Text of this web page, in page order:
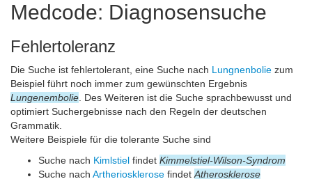
Medcode: Diagnosensuche
Fehlertoleranz
Die Suche ist fehlertolerant, eine Suche nach Lungnenbolie zum
Beispiel führt noch immer zum gewünschten Ergebnis
Lungenembolie . Des Weiteren ist die Suche sprachbewusst und
optimiert Suchergebnisse nach den Regeln der deutschen
Grammatik.
Weitere Beispiele für die tolerante Suche sind
Suche nach Kimlstiel findet Kimmelstiel-Wilson-Syndrom
Suche nach Artheriosklerose findet Atherosklerose